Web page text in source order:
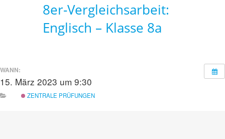
8er-Vergleichsarbeit:
Englisch – Klasse 8a
WANN:
15. März 2023 um 9:30
ZENTRALE PRÜFUNGEN